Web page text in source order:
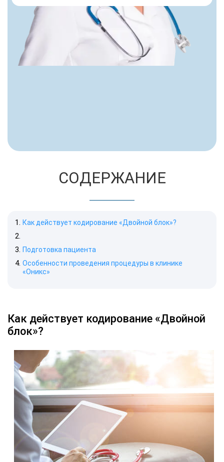
СОДЕРЖАНИЕ
Как действует кодирование «Двойной блок»?
Подготовка пациента
Особенности проведения процедуры в клинике
«Оникс»
Как действует кодирование «Двойной
блок»?